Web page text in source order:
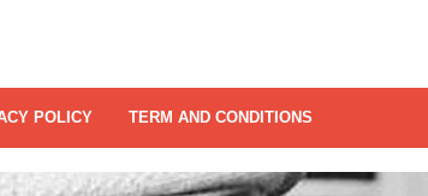
POLICY TERM AND CONDITIONS